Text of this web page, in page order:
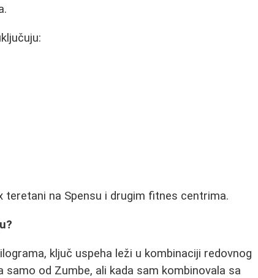
teretani na Spensu i drugim fitnes centrima.
ključ uspeha leži u kombinaciji redovnog
od Zumbe, ali kada sam kombinovala sa